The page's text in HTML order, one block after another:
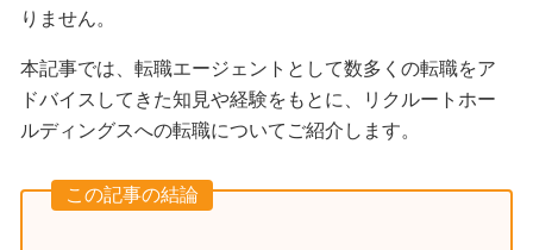
りません。
本記事では、転職エージェントとして数多くの転職をア
ドバイスしてきた知見や経験をもとに、リクルートホー
ルディングスへの転職についてご紹介します。
この記事の結論